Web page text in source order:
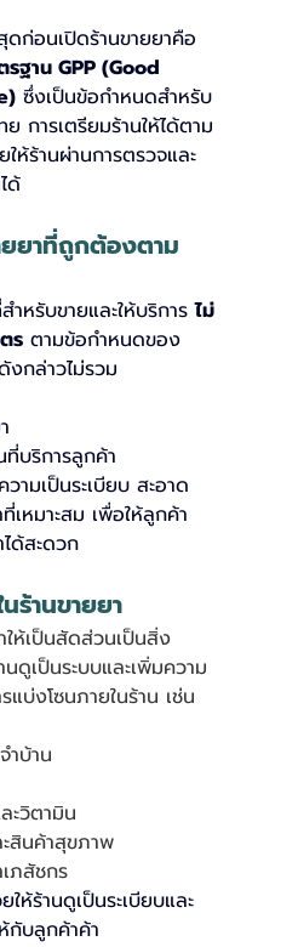
รฐาน GPP (Good
ซึ่งเป็นข้อกำหนดสำหรับ
ย การเตรียมร้านให้ได้ตาม
ห้ร้านผ่านการตรวจและ
ด้
ยาที่ถูกต้องตาม
หรับขายและให้บริการ ไม่
ร ตามข้อกำหนดของ
กล่าวไม่รวม
บริการลูกค้า
ามเป็นระเบียบ สะอาด
เหมาะสม เพื่อให้ลูกค้า
ด้สะดวก
ร้านขายยา
ห้เป็นสัดส่วนเป็นสิ่ง
ดูเป็นระบบและเพิ่มความ
บ่งโซนภายในร้าน เช่น
ำบ้าน
ะวิตามิน
ะสินค้าสุขภาพ
ภสัชกร
ห้ร้านดูเป็นระเบียบและ
กับลูกค้าค้า